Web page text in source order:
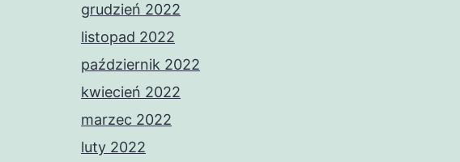
grudzień 2022
listopad 2022
październik 2022
kwiecień 2022
marzec 2022
luty 2022